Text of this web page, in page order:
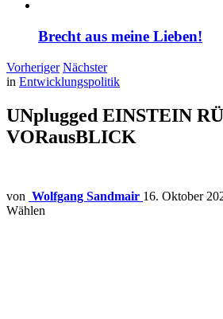
Brecht aus meine Lieben!
Vorheriger Nächster
in Entwicklungspolitik
UNplugged EINSTEIN
VORausBLICK
von Wolfgang Sandmair 16. Oktober
Wählen